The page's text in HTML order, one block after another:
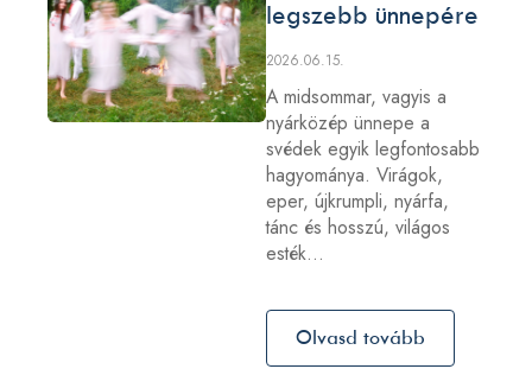
legszebb ünnepére
2026.06.15.
A midsommar, vagyis a
nyárközép ünnepe a
svédek egyik legfontosabb
hagyománya. Virágok,
eper, újkrumpli, nyárfa,
tánc és hosszú, világos
esték…
Olvasd tovább